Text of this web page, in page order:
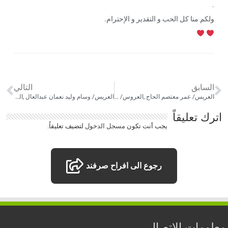
.
ولكم منا كل الحب و التقدير و الإحترام.
السابق
العريس/ عمر معتصم الحاج ,العروس/ ابنة سهيل الجيوسي
التالي
العريس/ وسام وليد نعمان عبدالعال ,العروس/ أميرة السيد/ يحيى سمرين
اترك تعليقاً
يجب أنت تكون مسجل الدخول لتضيف تعليقاً.
رجوع الى افراح صرفند